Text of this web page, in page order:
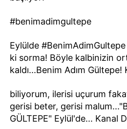
#benimadimgultepe
Eylülde
ki sorma! Böyle kalbinizin
kaldı...Benim Adım Gültepe!
biliyorum, ilerisi uçurum
gerisi beter, gerisi
GÜLTEPE" Eylül'de... Kanal